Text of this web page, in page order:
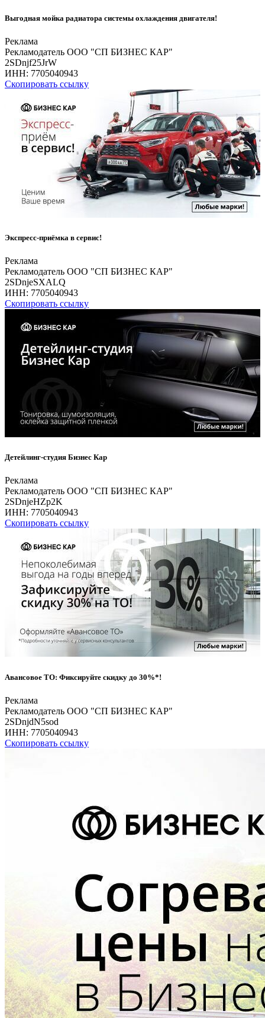
Выгодная мойка радиатора системы охлаждения двигателя!
Реклама
Рекламодатель ООО "СП БИЗНЕС КАР"
2SDnjf25JrW
ИНН: 7705040943
Скопировать ссылку
Экспресс-приёмка в сервис!
Реклама
Рекламодатель ООО "СП БИЗНЕС КАР"
2SDnjeSXALQ
ИНН: 7705040943
Скопировать ссылку
Детейлинг-студия Бизнес Кар
Реклама
Рекламодатель ООО "СП БИЗНЕС КАР"
2SDnjeHZp2K
ИНН: 7705040943
Скопировать ссылку
Авансовое ТО: Фиксируйте скидку до 30%*!
Реклама
Рекламодатель ООО "СП БИЗНЕС КАР"
2SDnjdN5sod
ИНН: 7705040943
Скопировать ссылку